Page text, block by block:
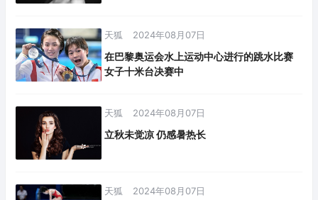
天狐 2024年08月07日
在巴黎奥运会水上运动中心进行的跳水比赛
女子十米台决赛中
天狐 2024年08月07日
立秋未觉凉 仍感暑热长
天狐 2024年08月07日